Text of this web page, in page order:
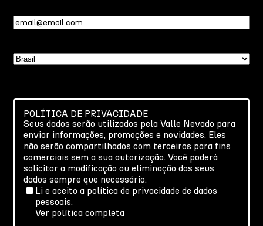
Email(obrigatório)
País
POLÍTICA DE PRIVACIDADE
Seus dados serão utilizados pela Valle Nevado para
enviar informações, promoções e novidades. Eles
não serão compartilhados com terceiros para fins
comerciais sem a sua autorização. Você poderá
solicitar a modificação ou eliminação dos seus
dados sempre que necessário.
Li e aceito a política de privacidade de dados
pessoais.
Ver política completa